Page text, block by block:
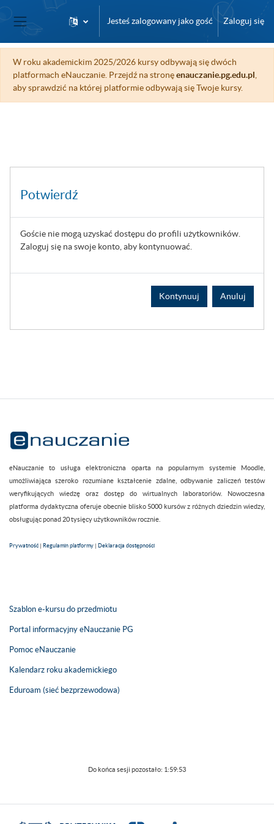
Przejdź do głównej zawartości
Panel boczny
Jesteś zalogowany jako gość Zaloguj się
W roku akademickim 2025/2026 kursy odbywają się dwóch
platformach eNauczanie. Przejdź na stronęenauczanie.pg.edu.pl
aby sprawdzić na której platformie odbywają się Twoje kursy.
Potwierdź
Goście nie mogą uzyskać dostępu do profili użytkowników.
Zaloguj się na swoje konto, aby kontynuować.
Kontynuuj Anuluj
eNauczanie to usługa elektroniczna oparta na popularnym systemie Moodle,
umożliwiająca szeroko rozumiane kształcenie zdalne, odbywanie zaliczeń testów
weryfikujących wiedzę oraz dostęp do wirtualnych laboratoriów. Nowoczesna
platforma dydaktyczna oferuje obecnie blisko 5000 kursów z różnych dziedzin wiedzy,
obsługując ponad 20 tysięcy użytkowników rocznie.
Prywatność | Regulamin platformy | Deklaracja dostępności
Szablon e-kursu do przedmiotu
Portal informacyjny eNauczanie PG
Pomoc eNauczanie
Kalendarz roku akademickiego
Eduroam (sieć bezprzewodowa)
Do końca sesji pozostało: 1:59:53